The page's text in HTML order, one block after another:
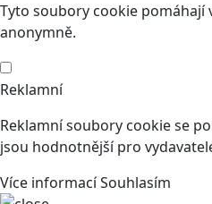
Tyto soubory cookie
anonymně.
Reklamní
Reklamní soubory cookie se
jsou hodnotnější pro
Více informacíSouhlasím